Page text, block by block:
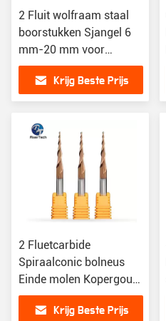
2 Fluit wolfraam staal
boorstukken Sjangel 6
mm-20 mm voor
kamfering
Krijg Beste Prijs
2 Fluetcarbide
Spiraalconic bolneus
Einde molen Kopergoud
bekleed voor
houtgraverenKrijg Beste Prijs